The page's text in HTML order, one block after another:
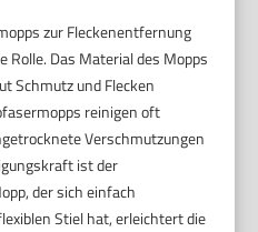
zur Fleckenentfernung
Rolle. Das Material des Mopps
Schmutz und Flecken
reinigen oft
Verschmutzungen
ist der
der sich einfach
Stiel hat, erleichtert die